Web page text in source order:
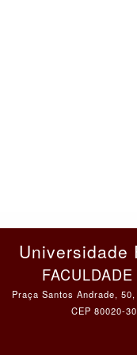
Universidade
Praça Santos Andrade,
CEP 80020-